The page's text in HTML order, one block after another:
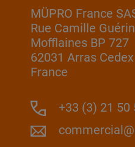
MÜPRO France
Rue Camille
Mofflaines BP 727
62031 Arras Cedex
France
+33 (3) 21 50